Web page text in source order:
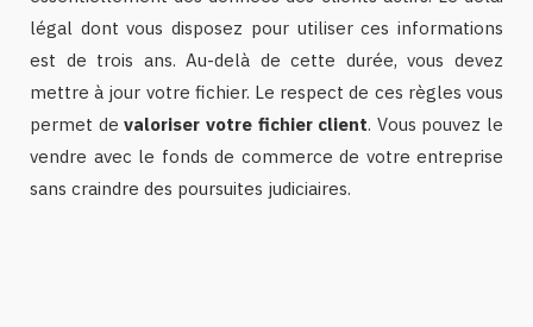
légal dont vous disposez pour utiliser ces informations
est de trois ans. Au-delà de cette durée, vous devez
mettre à jour votre fichier. Le respect de ces règles vous
permet devaloriser votre fichier client. Vous pouvez le
vendre avec le fonds de commerce de votre entreprise
sans craindre des poursuites judiciaires.